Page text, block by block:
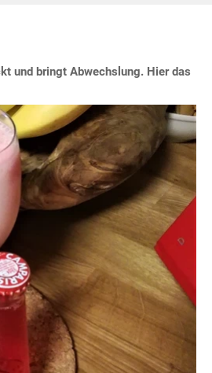
und bringt Abwechslung. Hier das